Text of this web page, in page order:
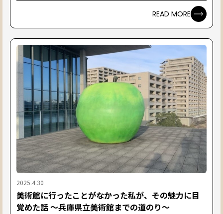
READ MORE
2025.4.30
美術館に行ったことがなかった私が、その魅力に目
覚めた話 ～兵庫県立美術館までの道のり～